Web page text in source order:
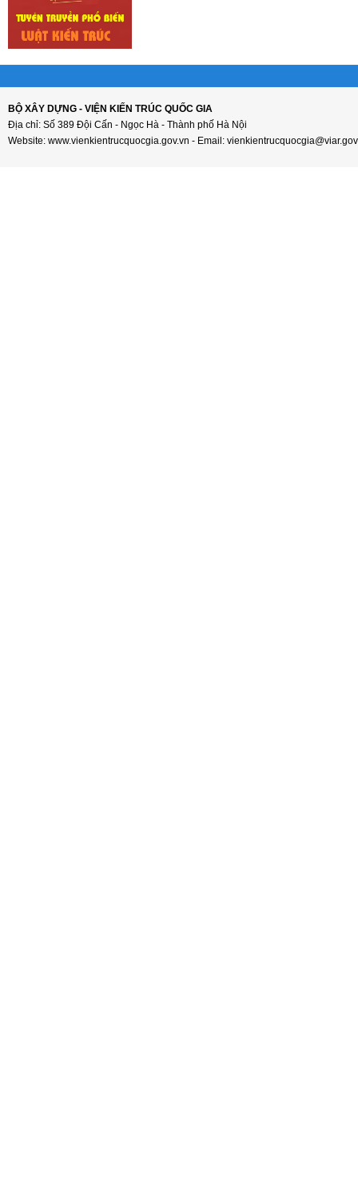
BỘ XÂY DỰNG - VIỆN KIẾN TRÚC QUỐC GIA
Địa chỉ: Số 389 Đội Cấn - Ngọc Hà - Thành phố Hà Nội
Website: www.vienkientrucquocgia.gov.vn - Email: